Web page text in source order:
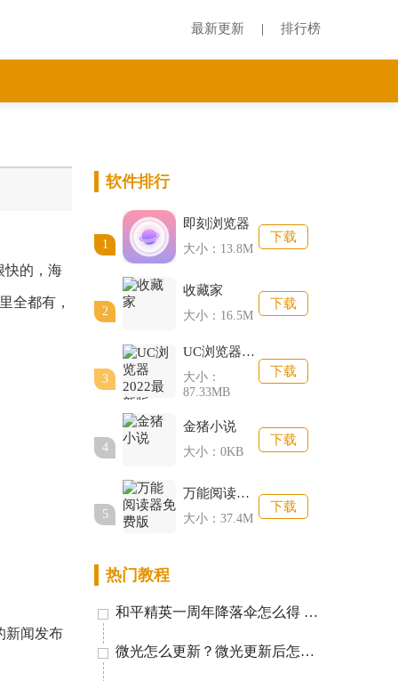
最新更新 排行榜
的，海
全都有，
闻发布
软件排行
1
即刻浏览器
大小：13.8M
下载
2
收藏家
大小：16.5M
下载
3
UC浏览器2022最新版
大小：
87.33MB
下载
4
金猪小说
大小：0KB
下载
5
万能阅读器免费版
大小：37.4M
下载
热门教程
和平精英一周年降落伞怎么得 一周年降落伞获取方法讲解
微光怎么更新？微光更新后怎么没有其他网站了？